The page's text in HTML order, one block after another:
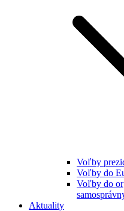
Voľby
Voľby do
Voľby do
Aktuality